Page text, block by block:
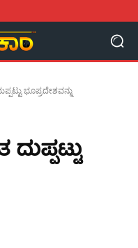
ಭೂಪ್ರದೇಶವನ್ನು